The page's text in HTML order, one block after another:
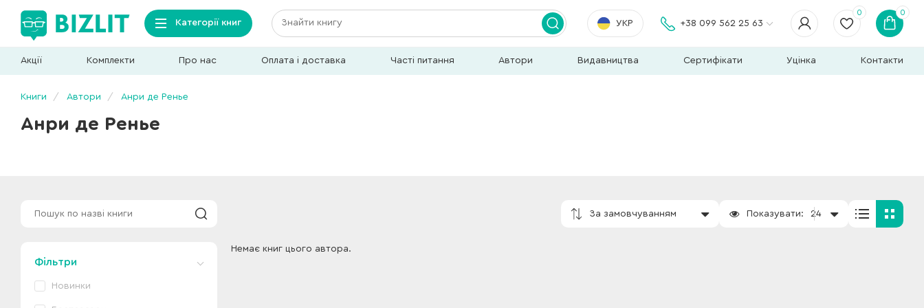
Категорії книг УКР +38 099 562 25 63
0 0
Акції Комплекти Про нас Оплата і доставка Часті питання Автори Видавництва Сертифікати Уцінка Контакти
Книги Автори Анри де Ренье
Анри де Ренье
За замовчуванням Показувати: 24
Фільтри
Новинки
Немає книг цього автора.